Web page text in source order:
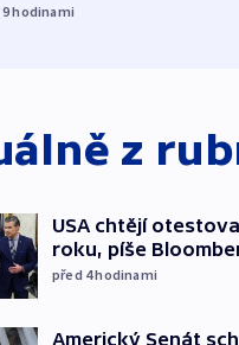
9hodinami
z
USA chtějí
roku, píše
před 4hodinami
Americký Senát